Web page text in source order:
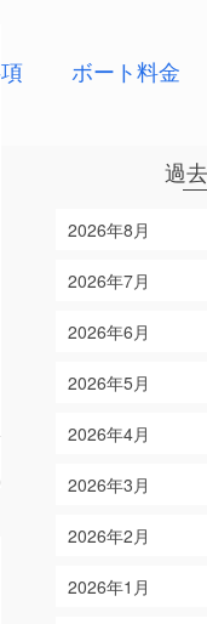
ボート料金
過
2026年8月
2026年7月
2026年6月
2026年5月
2026年4月
2026年3月
2026年2月
2026年1月